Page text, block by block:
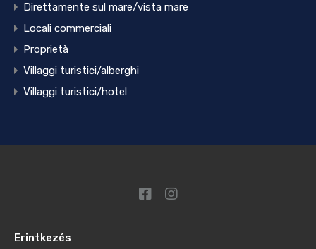
Direttamente sul mare/vista mare
Locali commerciali
Proprietà
Villaggi turistici/alberghi
Villaggi turistici/hotel
Erintkezés